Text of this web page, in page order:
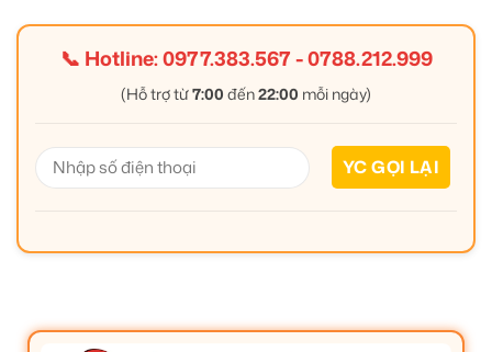
📞 Hotline:0977.383.567-0788.212.999
(Hỗ trợ từ7:00 đến22:00 mỗi ngày)